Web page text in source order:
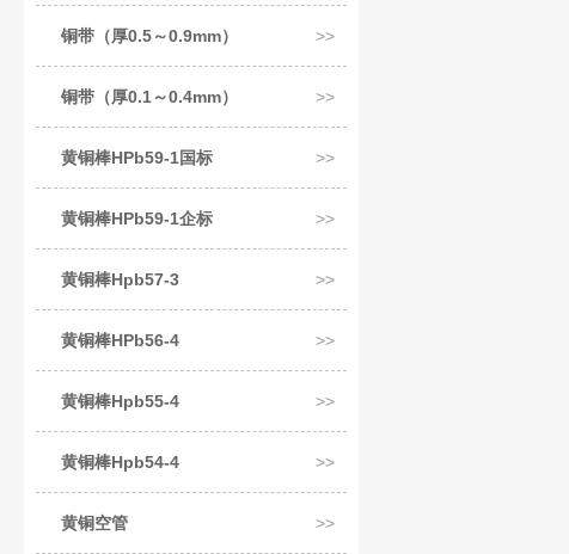
铜带（厚0.5～0.9mm）
铜带（厚0.1～0.4mm）
黄铜棒HPb59-1国标
黄铜棒HPb59-1企标
黄铜棒Hpb57-3
黄铜棒HPb56-4
黄铜棒Hpb55-4
黄铜棒Hpb54-4
黄铜空管